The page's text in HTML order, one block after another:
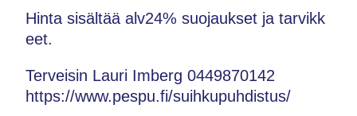
Hinta sisältää alv24% suojaukset ja tarvikk
eet.
Terveisin Lauri Imberg 0449870142
https://www.pespu.fi/suihkupuhdistus/